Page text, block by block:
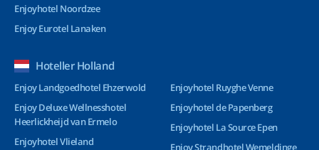
Enjoyhotel Noordzee
Enjoy Eurotel Lanaken
Hoteller Holland
Enjoy Landgoedhotel Ehzerwold
Enjoy Deluxe Wellnesshotel
Heerlickheijd van Ermelo
Enjoyhotel Vlieland
Enjoyhotel Ruyghe Venne
Enjoyhotel de Papenberg
Enjoyhotel La Source Epen
Enjoy Strandhotel Wemeldinge